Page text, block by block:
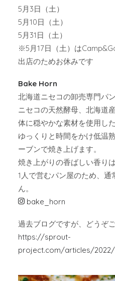
5月3日（土）
5月10日（土）
5月31日（土）
※5月17日（土）は
出店のためお休みです
Bake Horn
北海道ニセコの卸売専門パン
ニセコの天然酵母、北海道
体に穏やかな素材を使用し
ゆっくりと時間をかけ低温
ーブンで焼き上げます。
焼き上がりの香ばしい香りは
1人で営むパン屋のため、
ん。
bake_horn
過去ブログですが、どうぞ
https://sprout-
project.com/articles/